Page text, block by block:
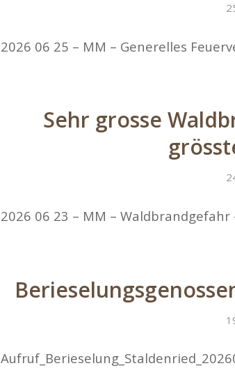
2026 06 25 – MM – Generelles
Sehr grosse
2026 06 23 – MM –